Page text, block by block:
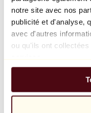
notre site avec nos
publicité et d'analyse,
avec d'autres
ou qu'ils ont
Balloon Dog
Jeff Koons
10 000 €
Parcourir
Tous les
Tous